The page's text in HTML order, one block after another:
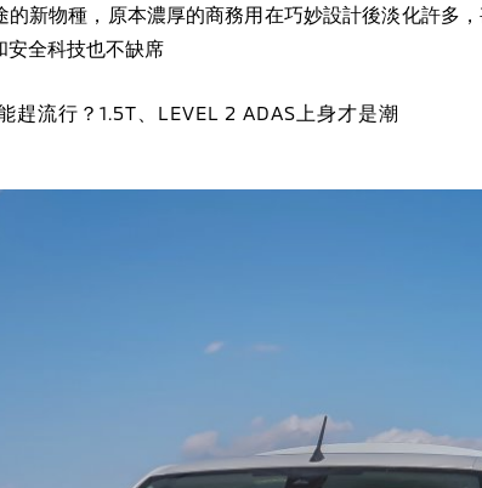
的新物種，原本濃厚的商務用在巧妙設計後淡化許多
安全科技也不缺席
趕流行？1.5T、LEVEL 2 ADAS上身才是潮